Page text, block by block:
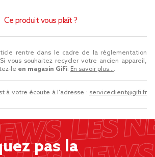
Ce produit vous plaît ?
rentre dans le cadre de la réglementation
vous souhaitez recycler votre ancien appareil,
le en magasin GiFi. En savoir plus....
à votre écoute à l'adresse : serviceclient@gifi.fr
pas la